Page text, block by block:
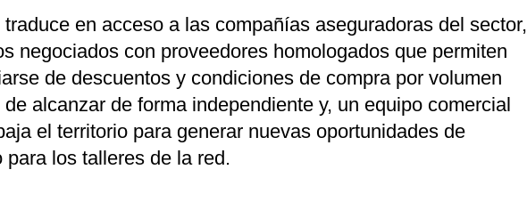
traduce en acceso a las compañías aseguradoras del sector,
negociados con proveedores homologados que permiten
de descuentos y condiciones de compra por volumen
alcanzar de forma independiente y, un equipo comercial
el territorio para generar nuevas oportunidades de
para los talleres de la red.